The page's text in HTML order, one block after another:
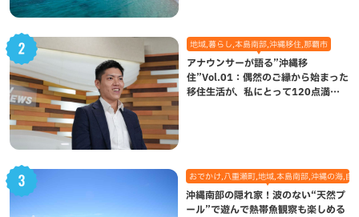
地域,暮らし,本島南部,沖縄移住,那覇市
アナウンサーが語る”沖縄移
住”Vol.01：偶然のご縁から始まった
移住生活が、私にとって120点満点
おでかけ,八重瀬町,地域,本島南部,沖縄の海,自
沖縄南部の隠れ家！波のない“天然プ
ール”で遊んで熱帯魚観察も楽しめる